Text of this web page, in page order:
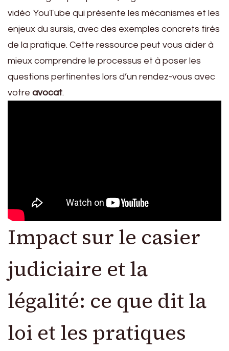
vidéo YouTube qui présente les mécanismes et les
enjeux du sursis, avec des exemples concrets tirés
de la pratique. Cette ressource peut vous aider à
mieux comprendre le processus et à poser les
questions pertinentes lors d’un rendez-vous avec
votre avocat.
Impact sur le casier
judiciaire et la
légalité: ce que dit la
loi et les pratiques